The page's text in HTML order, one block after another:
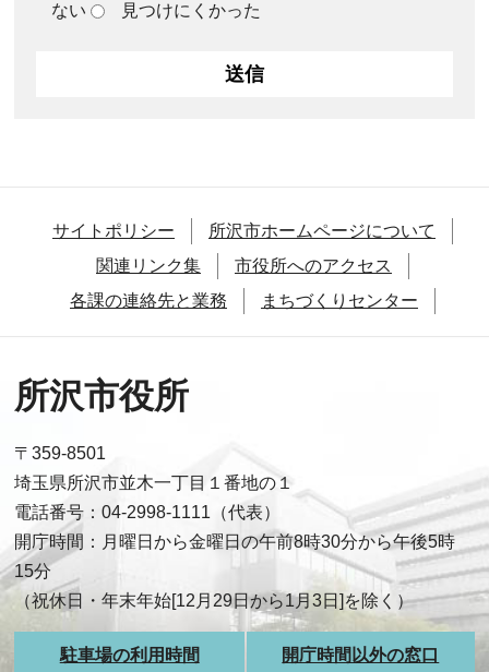
ない
見つけにくかった
サイトポリシー
所沢市ホームページについて
関連リンク集
市役所へのアクセス
各課の連絡先と業務
まちづくりセンター
所沢市役所
〒359-8501
埼玉県所沢市並木一丁目１番地の１
電話番号：04-2998-1111（代表）
開庁時間：月曜日から金曜日の午前8時30分から午後5時
15分
（祝休日・年末年始[12月29日から1月3日]を除く）
駐車場の利用時間 開庁時間以外の窓口